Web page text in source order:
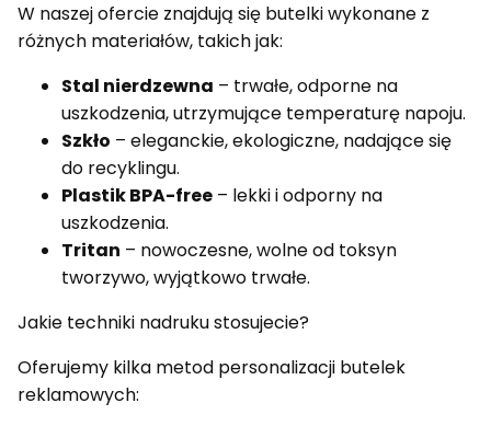
W naszej ofercie znajdują się butelki wykonane z
różnych materiałów, takich jak:
Stal nierdzewna – trwałe, odporne na
uszkodzenia, utrzymujące temperaturę napoju.
Szkło – eleganckie, ekologiczne, nadające się
do recyklingu.
Plastik BPA-free – lekki i odporny na
uszkodzenia.
Tritan – nowoczesne, wolne od toksyn
tworzywo, wyjątkowo trwałe.
Jakie techniki nadruku stosujecie?
Oferujemy kilka metod personalizacji butelek
reklamowych: